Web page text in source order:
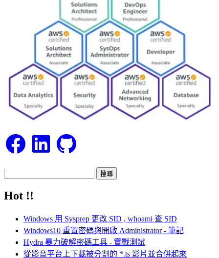
FacebookLinkedIn GitHub
關
Hot !!
Windows 用 Sysprep 更改 SID , whoami 查 SID
Windows10 重置密碼與開啟 Administrator - 筆記
Hydra 暴力破解密碼工具 - 實戰測試
從影音平台上下載被分割的 *.ts 影片並合併起來